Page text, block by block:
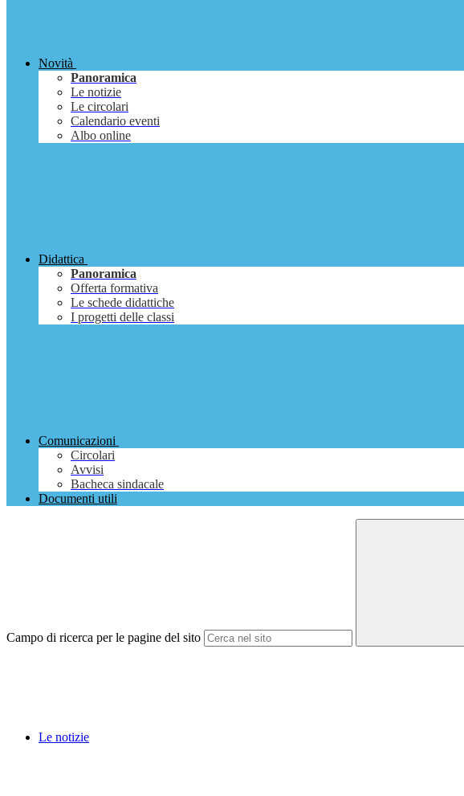
Novità
Panoramica
Le notizie
Le circolari
Calendario eventi
Albo online
Didattica
Panoramica
Offerta formativa
Le schede didattiche
I progetti delle classi
Comunicazioni
Circolari
Avvisi
Bacheca sindacale
Documenti utili
Campo di ricerca per le pagine del sito
Le notizie